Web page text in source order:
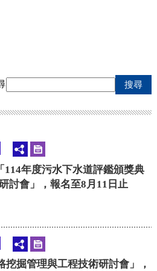
搜尋
114年度污水下水道評鑑頒獎典
討會」，報名至8月11日止
挖掘管理與工程技術研討會」，